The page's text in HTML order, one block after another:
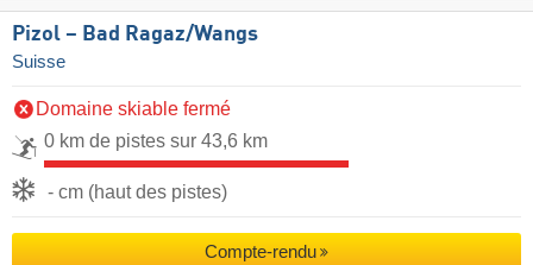
Pizol – Bad Ragaz/​Wangs
Suisse
Domaine skiable fermé
0 km de pistes sur 43,6 km
- cm (haut des pistes)
Compte-rendu